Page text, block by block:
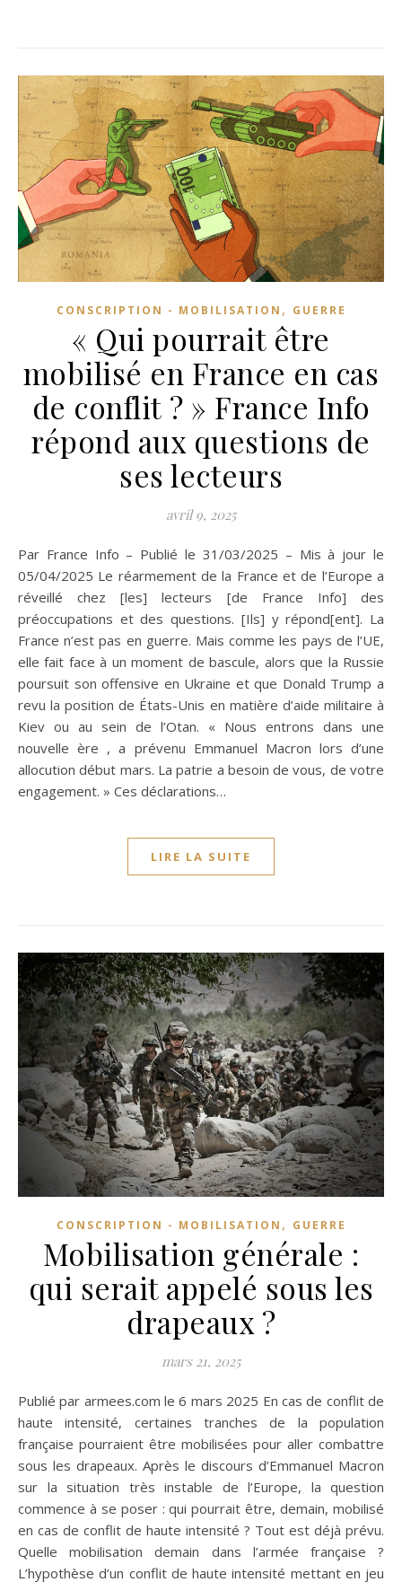
CONSCRIPTION - MOBILISATION , GUERRE
« Qui pourrait être
mobilisé en France en cas
de conflit ? » France Info
répond aux questions de
ses lecteurs
avril 9, 2025
Par France Info – Publié le 31/03/2025 – Mis à jour le
05/04/2025 Le réarmement de la France et de l’Europe a
réveillé chez [les] lecteurs [de France Info] des
préoccupations et des questions. [Ils] y répond[ent]. La
France n’est pas en guerre. Mais comme les pays de l’UE,
elle fait face à un moment de bascule, alors que la Russie
poursuit son offensive en Ukraine et que Donald Trump a
revu la position de États-Unis en matière d’aide militaire à
Kiev ou au sein de l’Otan. « Nous entrons dans une
nouvelle ère , a prévenu Emmanuel Macron lors d’une
allocution début mars. La patrie a besoin de vous, de votre
engagement. » Ces déclarations…
LIRE LA SUITE
CONSCRIPTION - MOBILISATION , GUERRE
Mobilisation générale :
qui serait appelé sous les
drapeaux ?
mars 21, 2025
Publié par armees.com le 6 mars 2025 En cas de conflit de
haute intensité, certaines tranches de la population
française pourraient être mobilisées pour aller combattre
sous les drapeaux. Après le discours d’Emmanuel Macron
sur la situation très instable de l’Europe, la question
commence à se poser : qui pourrait être, demain, mobilisé
en cas de conflit de haute intensité ? Tout est déjà prévu.
Quelle mobilisation demain dans l’armée française ?
L’hypothèse d’un conflit de haute intensité mettant en jeu